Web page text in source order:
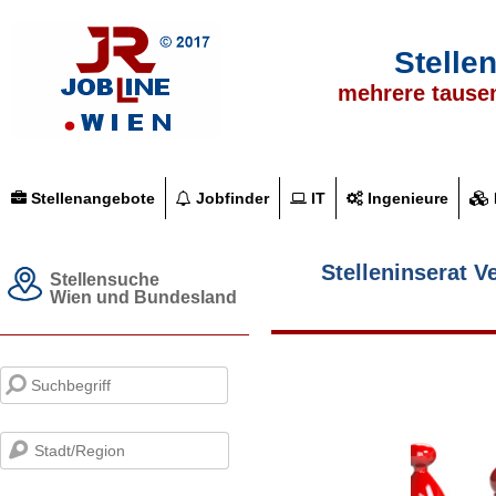
mehrere
Stellenangebote Jobfinder IT Ingenieure
Stellensuche
Wien und Bundesland
Stelleninserat